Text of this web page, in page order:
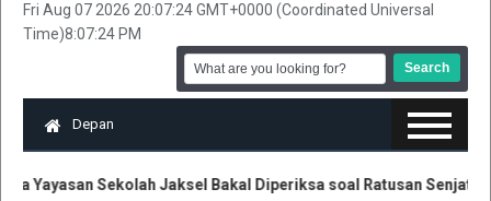
Fri Aug 07 2026 20:07:24 GMT+0000 (Coordinated Universal
Time)8:07:24 PM
Depan
Yayasan Sekolah Jaksel Bakal Diperiksa soal Ratusan Senjata